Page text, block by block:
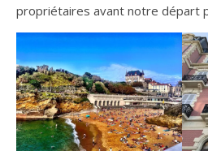
propriétaires avant notre départ